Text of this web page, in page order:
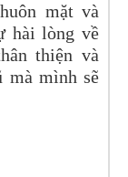
mặt và
hài lòng về
thiện và
mà mình sẽ